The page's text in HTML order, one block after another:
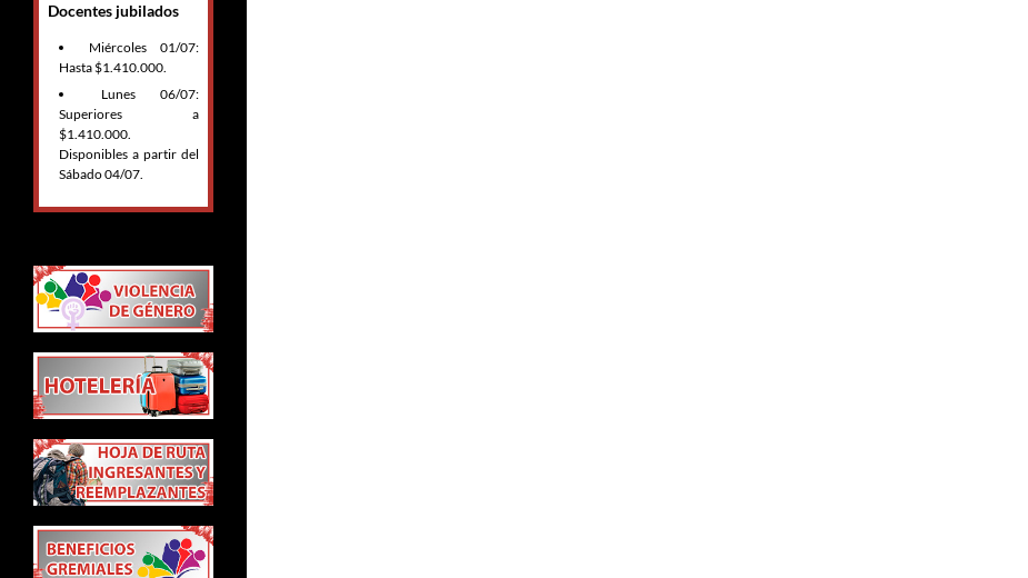
Docentes jubilados
Miércoles 01/07:
Hasta $1.410.000.
Lunes 06/07:
Superiores a
$1.410.000.
Disponibles a partir del
Sábado 04/07.